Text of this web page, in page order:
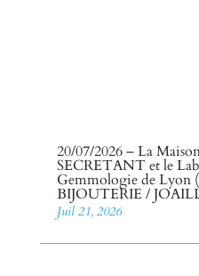
20/07/2026 – La
SECRETANT et le
Gemmologie de Lyon
BIJOUTERIE /
Juil 21, 2026